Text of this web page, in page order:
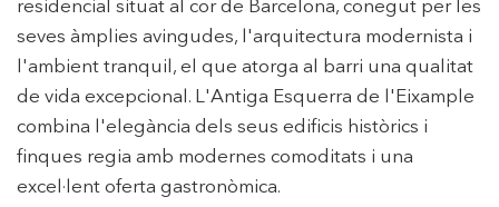
residencial situat al cor de Barcelona, conegut per les
seves àmplies avingudes, l'arquitectura modernista i
l'ambient tranquil, el que atorga al barri una qualitat
de vida excepcional. L'Antiga Esquerra de l'Eixample
combina l'elegància dels seus edificis històrics i
finques regia amb modernes comoditats i una
excel·lent oferta gastronòmica.